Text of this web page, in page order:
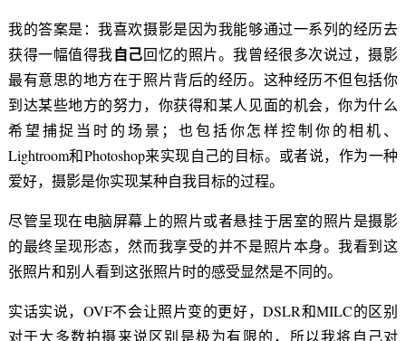
我的答案是：我喜欢摄影是因为我能够通过一系列的经历去
获得一幅值得我自己回忆的照片。我曾经很多次说过，摄影
最有意思的地方在于照片背后的经历。这种经历不但包括你
到达某些地方的努力，你获得和某人见面的机会，你为什么
希望捕捉当时的场景；也包括你怎样控制你的相机、
Lightroom和Photoshop来实现自己的目标。或者说，作为一种
爱好，摄影是你实现某种自我目标的过程。
尽管呈现在电脑屏幕上的照片或者悬挂于居室的照片是摄影
的最终呈现形态，然而我享受的并不是照片本身。我看到这
张照片和别人看到这张照片时的感受显然是不同的。
实话实说，OVF不会让照片变的更好，DSLR和MILC的区别
对于大多数拍摄来说区别是极为有限的，所以我将自己对